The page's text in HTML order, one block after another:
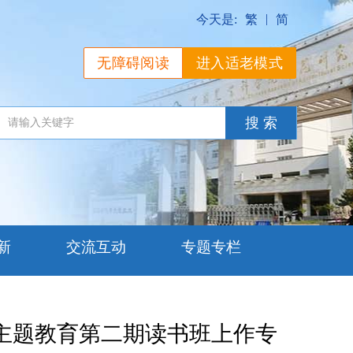
今天是: 繁 | 简
进入适老模式
无障碍阅读
交流互动 专题专栏
题教育第二期读书班上作专